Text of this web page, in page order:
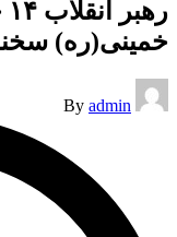
خمینی(ره)
Posted
by
By admin